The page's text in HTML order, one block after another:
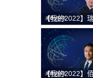
【我的2022】
技术官王涛：
引擎特色优势，
在精准医疗领域
【我的2022】